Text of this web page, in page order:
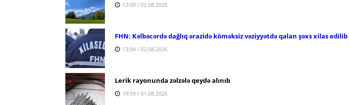
13:09 / 02.08.2026
FHN: Kəlbəcərdə dağlıq ərazidə köməksiz vəziyyətdə qalan şəxs xilas edilib
13:04 / 02.08.2026
Lerik rayonunda zəlzələ qeydə alınıb
19:59 / 01.08.2026